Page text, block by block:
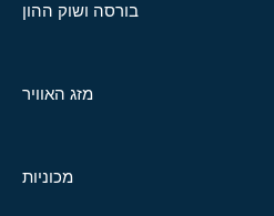
בורסה ושוק ההון
מזג האוויר
מכוניות